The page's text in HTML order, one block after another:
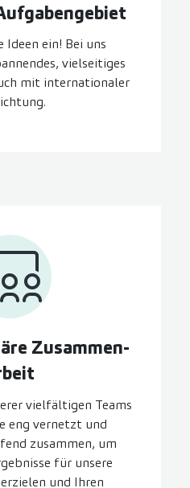
Ideen ein! Bei uns
vielseitiges
mit internationaler
Zusammen­
vielfältigen Teams
eng vernetzt und
zusammen, um
für unsere
und Ihren